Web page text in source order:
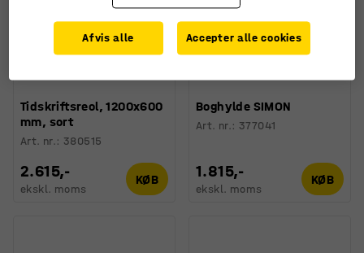
Tidskriftsreol, 1200x600
mm, sort
Art. nr.: 380515
2.615,-
ekskl. moms
KØB
Boghylde SIMON
Art. nr.: 377041
1.815,-
ekskl. moms
KØB
Afvis alle Accepter alle cookies